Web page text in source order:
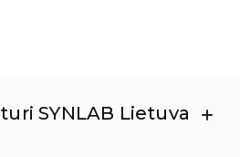
SYNLAB Lietuva